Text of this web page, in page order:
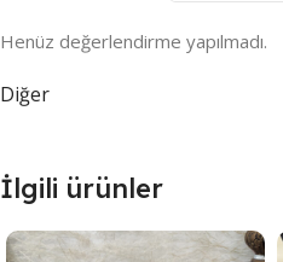
Henüz değerlendirme yapılmadı.
Diğer
İlgili ürünler